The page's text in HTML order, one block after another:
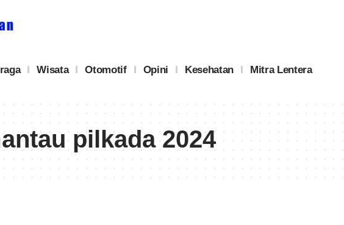
Wisata Otomotif Opini Kesehatan Mitra Lentera
pilkada 2024